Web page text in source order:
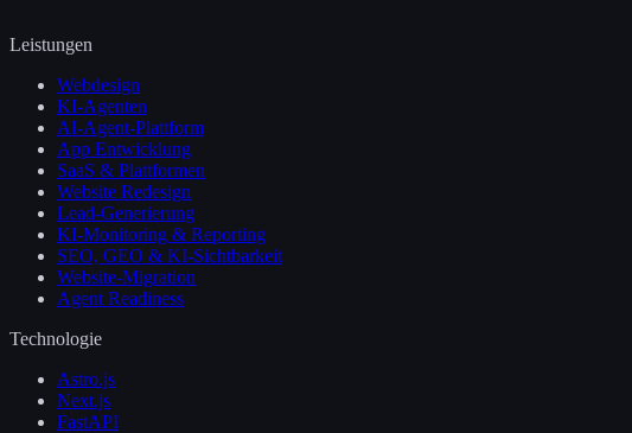
Leistungen
Webdesign
KI-Agenten
AI-Agent-Plattform
App Entwicklung
SaaS & Plattformen
Website Redesign
Lead-Generierung
KI-Monitoring & Reporting
SEO, GEO & KI-Sichtbarkeit
Website-Migration
Agent Readiness
Technologie
Astro.js
Next.js
FastAPI